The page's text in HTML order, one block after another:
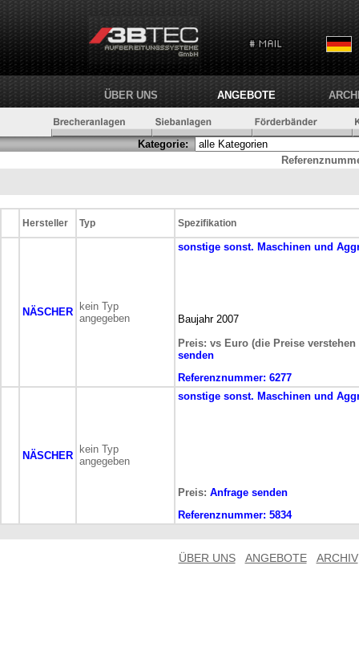
ÜBER UNS ANGEBOTE
Kategorie:
Hersteller Typ Spezifikation
NÄSCHER
kein Typ
angegeben
sonstige sonst. Maschinen und
Baujahr 2007
Preis: vs Euro (die Preise
senden
Referenznummer: 6277
NÄSCHER
kein Typ
angegeben
sonstige sonst. Maschinen und
Preis: Anfrage senden
Referenznummer: 5834
ÜBER UNS ANGEBOTE ARCHIV